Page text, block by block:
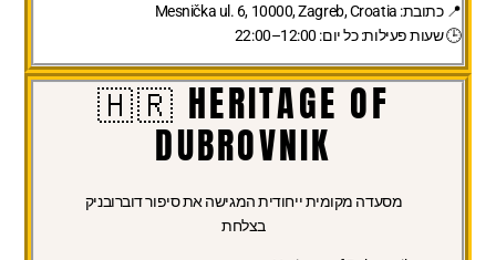
📍כתובת:
🕒שעות פעילות:כל יום: 12:00–22:00
🇭🇷 HERITAGE OF
DUBROVNIK
מסעדה מקומית ייחודית המגישה את סיפור דוברובניק
בצלחת